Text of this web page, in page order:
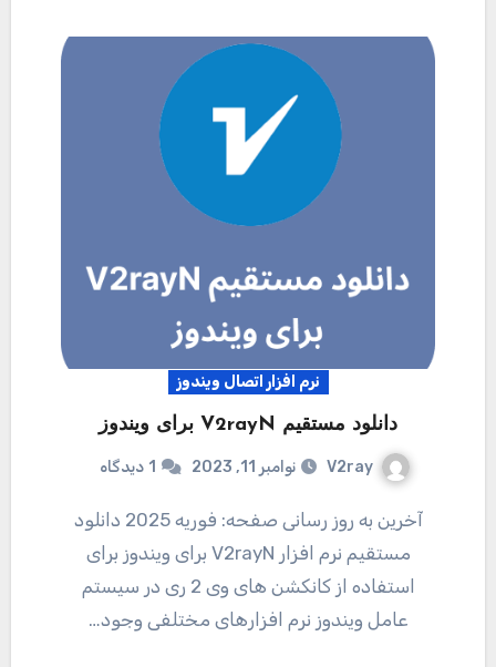
نرم افزار اتصال ویندوز
دانلود مستقیم V2rayN برای ویندوز
V2ray نوامبر 11, 2023 1 دیدگاه
آخرین به روز رسانی صفحه: فوریه 2025 دانلود
مستقیم نرم افزار V2rayN برای ویندوز برای
استفاده از کانکشن های وی 2 ری در سیستم
عامل ویندوز نرم افزارهای مختلفی وجود…